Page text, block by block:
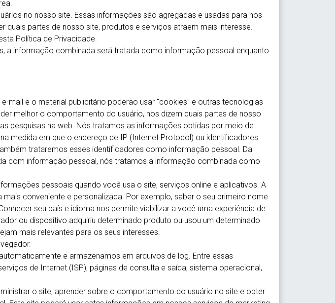
no nosso site. Essas informações são agregadas e usadas para nos
partes de nosso site, produtos e serviços atraem mais interesse.
Política de Privacidade.
informação combinada será tratada como informação pessoal enquanto
mail e o material publicitário poderão usar "cookies" e outras tecnologias
melhor o comportamento do usuário, nos dizem quais partes de nosso
pesquisas na web. Nós tratamos as informações obtidas por meio de
medida em que o endereço de IP (Internet Protocol) ou identificadores
trataremos esses identificadores como informação pessoal. Da
com informação pessoal, nós tratamos a informação combinada como
pessoais quando você usa o site, serviços online e aplicativos. A
conveniente e personalizada. Por exemplo, saber o seu primeiro nome
seu país e idioma nos permite viabilizar a você uma experiência de
ou dispositivo adquiriu determinado produto ou usou um determinado
mais relevantes para os seus interesses.
e armazenamos em arquivos de log. Entre essas
de Internet (ISP), páginas de consulta e saída, sistema operacional,
o site, aprender sobre o comportamento do usuário no site e obter